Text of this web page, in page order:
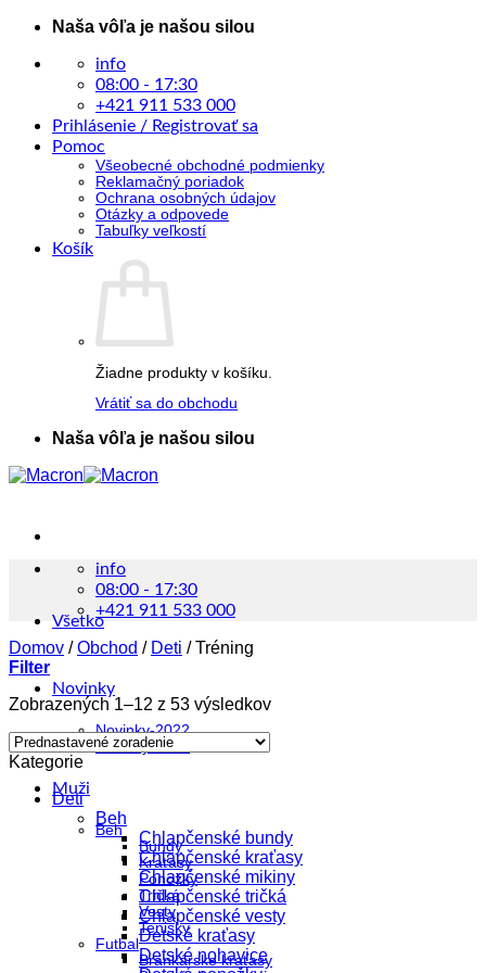
Skip
content
Naša vôľa je našou silou
info
08:00 - 17:30
+421 911 533 000
Prihlásenie / Registrovať sa
Pomoc
Všeobecné obchodné podmienky
Reklamačný poriadok
Ochrana osobných údajov
Otázky a odpovede
Tabuľky veľkostí
Košík
Žiadne produkty v košíku.
Vrátiť sa do obchodu
Naša vôľa je našou silou
Všetko
Novinky
Novinky-2022
Novinky-2023
Muži
Beh
Bundy
Kraťasy
Ponožky
Tričká
Vesty
Tenisky
Futbal
Brankárske kraťasy
info
08:00 - 17:30
+421 911 533 000
Domov / Obchod / Deti /Tréning
Filter
Zobrazených 1–12 z 53 výsledkov
Kategorie
Deti
Beh
Chlapčenské bundy
Chlapčenské kraťasy
Chlapčenské mikiny
Chlapčenské tričká
Chlapčenské vesty
Detské kraťasy
Detské nohavice